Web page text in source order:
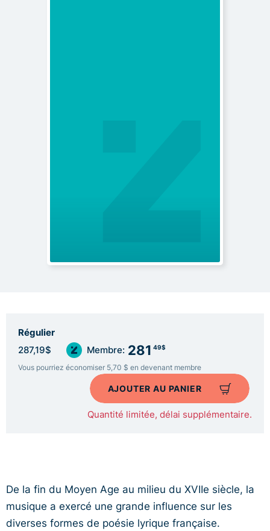
Régulier
287,19$ Membre: 281 49$
Vous pourriez économiser 5,70 $ en devenant membre
AJOUTER AU PANIER
Quantité limitée, délai supplémentaire.
De la fin du Moyen Age au milieu du XVIIe siècle, la
musique a exercé une grande influence sur les
diverses formes de poésie lyrique française.